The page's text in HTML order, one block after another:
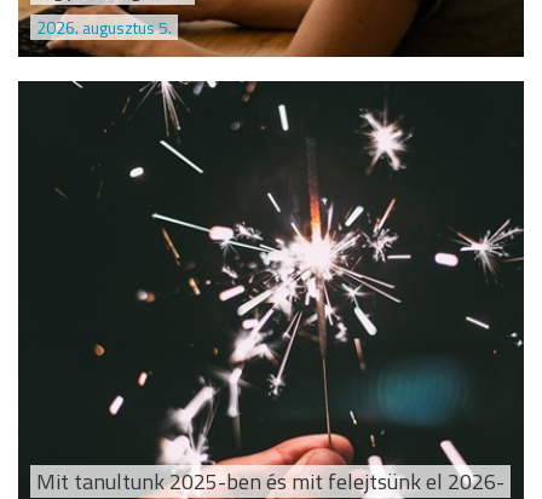
2026. augusztus 5.
Mit tanultunk 2025-ben és mit felejtsünk el 2026-